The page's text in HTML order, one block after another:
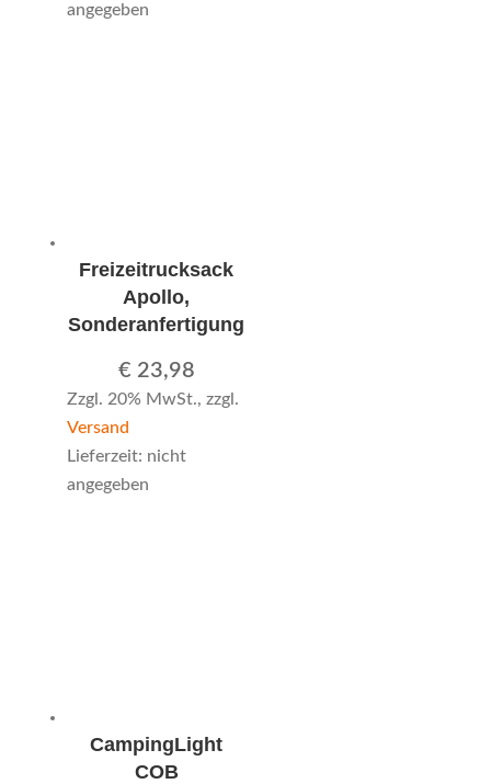
angegeben
Freizeitrucksack
Apollo,
Sonderanfertigung
€ 23,98
Zzgl. 20% MwSt., zzgl.
Versand
Lieferzeit: nicht
angegeben
CampingLight
COB